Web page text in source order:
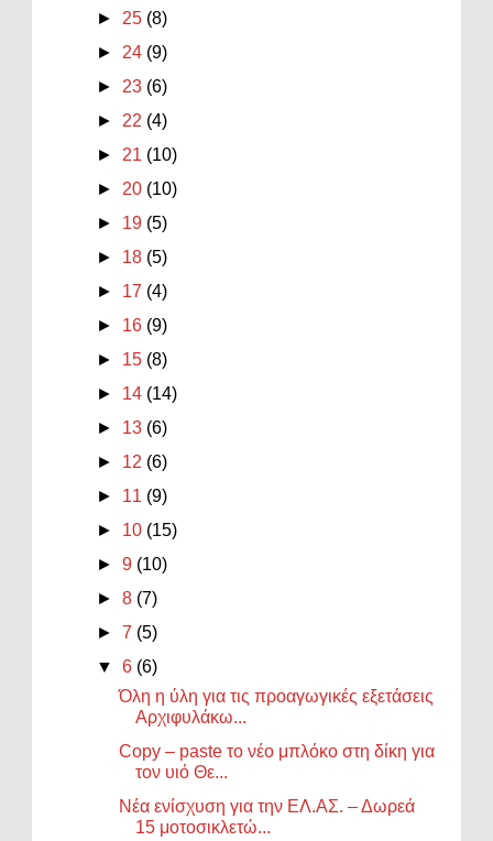
► 25 (8)
► 24 (9)
► 23 (6)
► 22 (4)
► 21 (10)
► 20 (10)
► 19 (5)
► 18 (5)
► 17 (4)
► 16 (9)
► 15 (8)
► 14 (14)
► 13 (6)
► 12 (6)
► 11 (9)
► 10 (15)
►9 (10)
►8 (7)
►7 (5)
▼6 (6)
Όλη η ύλη για τις προαγωγικές εξετάσεις
Αρχιφυλάκω...
Copy – paste το νέο μπλόκο στη δίκη για
τον υιό Θε...
Νέα ενίσχυση για την ΕΛ.ΑΣ. – Δωρεά
15 μοτοσικλετώ...